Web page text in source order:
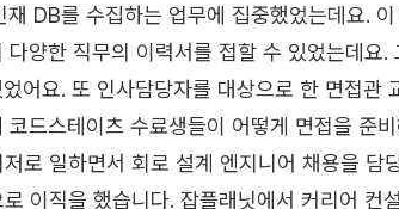
DB를 수집하는 업무에 집중했었는데요.
양한 직무의 이력서를 접할 수 있었는데
어요. 또 인사담당자를 대상으로 한 면접관
드스테이츠 수료생들이 어떻게 면접을 준
로 일하면서 회로 설계 엔지니어 채용을
로 이직을 했습니다. 잡플래닛에서 커리어 컨